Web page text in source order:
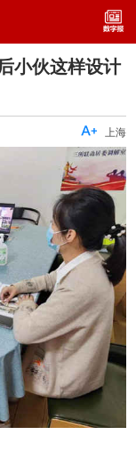
小伙这样设计
上海
